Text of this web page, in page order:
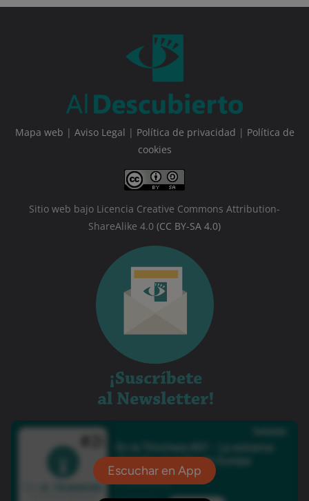
Mapa web | Aviso Legal | Política de privacidad | Política de
cookies
Sitio web bajo Licencia Creative Commons Attribution-
ShareAlike 4.0 (CC BY-SA 4.0)